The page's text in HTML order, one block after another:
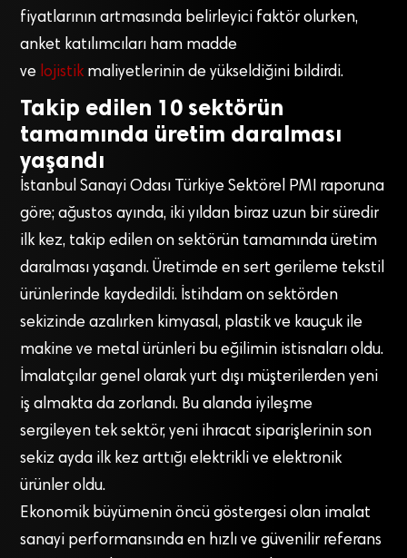
fiyatlarının artmasında belirleyici faktör olurken,
anket katılımcıları ham madde
ve lojistik maliyetlerinin de yükseldiğini bildirdi.
Takip edilen 10 sektörün
tamamında üretim daralması
yaşandı
İstanbul Sanayi Odası Türkiye Sektörel PMI raporuna
göre; ağustos ayında, iki yıldan biraz uzun bir süredir
ilk kez, takip edilen on sektörün tamamında üretim
daralması yaşandı. Üretimde en sert gerileme tekstil
ürünlerinde kaydedildi. İstihdam on sektörden
sekizinde azalırken kimyasal, plastik ve kauçuk ile
makine ve metal ürünleri bu eğilimin istisnaları oldu.
İmalatçılar genel olarak yurt dışı müşterilerden yeni
iş almakta da zorlandı. Bu alanda iyileşme
sergileyen tek sektör, yeni ihracat siparişlerinin son
sekiz ayda ilk kez arttığı elektrikli ve elektronik
ürünler oldu.
Ekonomik büyümenin öncü göstergesi olan imalat
sanayi performansında en hızlı ve güvenilir referans